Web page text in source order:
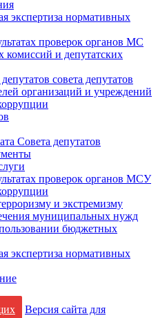
экспертиза нормативных
проверок органов МС
комиссий и депутатских
совета депутатов
организаций и учреждений
Совета депутатов
проверок органов МСУ
и экстремизму
муниципальных нужд
бюджетных
экспертиза нормативных
Версия сайта для